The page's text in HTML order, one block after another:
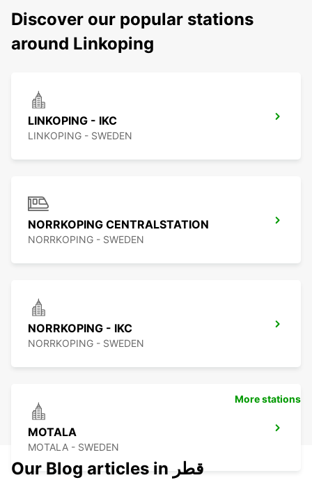
Discover our popular stations
around Linkoping
LINKOPING - IKC
LINKOPING - SWEDEN
NORRKOPING CENTRALSTATION
NORRKOPING - SWEDEN
NORRKOPING - IKC
NORRKOPING - SWEDEN
MOTALA
MOTALA - SWEDEN
More stations
Our Blog articles in قطر